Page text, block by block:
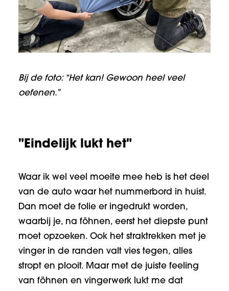
Bij de foto: “Het kan! Gewoon heel veel
oefenen.”
"Eindelijk lukt het"
Waar ik wel veel moeite mee heb is het deel
van de auto waar het nummerbord in huist.
Dan moet de folie er ingedrukt worden,
waarbij je, na föhnen, eerst het diepste punt
moet opzoeken. Ook het straktrekken met je
vinger in de randen valt vies tegen, alles
stropt en plooit. Maar met de juiste feeling
van föhnen en vingerwerk lukt me dat